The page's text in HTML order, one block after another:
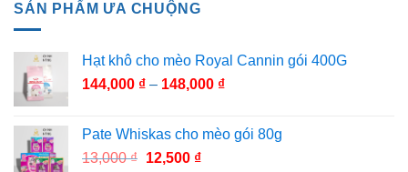
SẢN PHẨM ƯA CHUỘNG
Hạt khô cho mèo Royal Cannin gói 400G
144,000 ₫ – 148,000 ₫
Pate Whiskas cho mèo gói 80g
13,000₫ 12,500 ₫